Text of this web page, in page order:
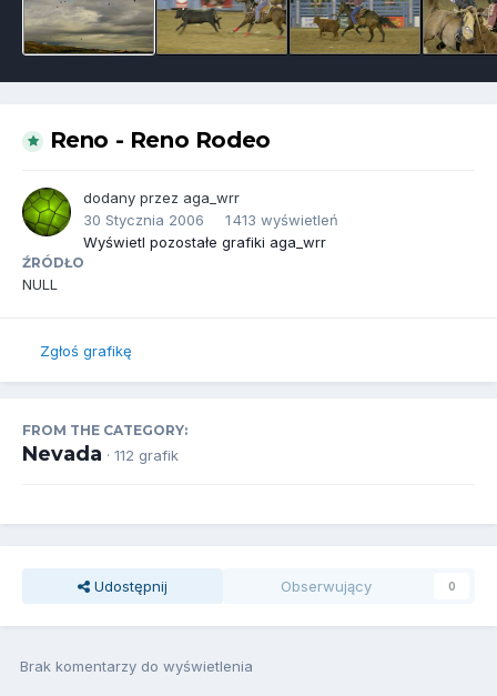
Reno - Reno Rodeo
dodany przez aga_wrr
30 Stycznia 2006
1 413 wyświetleń
Wyświetl pozostałe grafiki aga_wrr
ŹRÓDŁO
NULL
Zgłoś grafikę
FROM THE CATEGORY:
Nevada · 112 grafik
Udostępnij Obserwujący 0
Brak komentarzy do wyświetlenia